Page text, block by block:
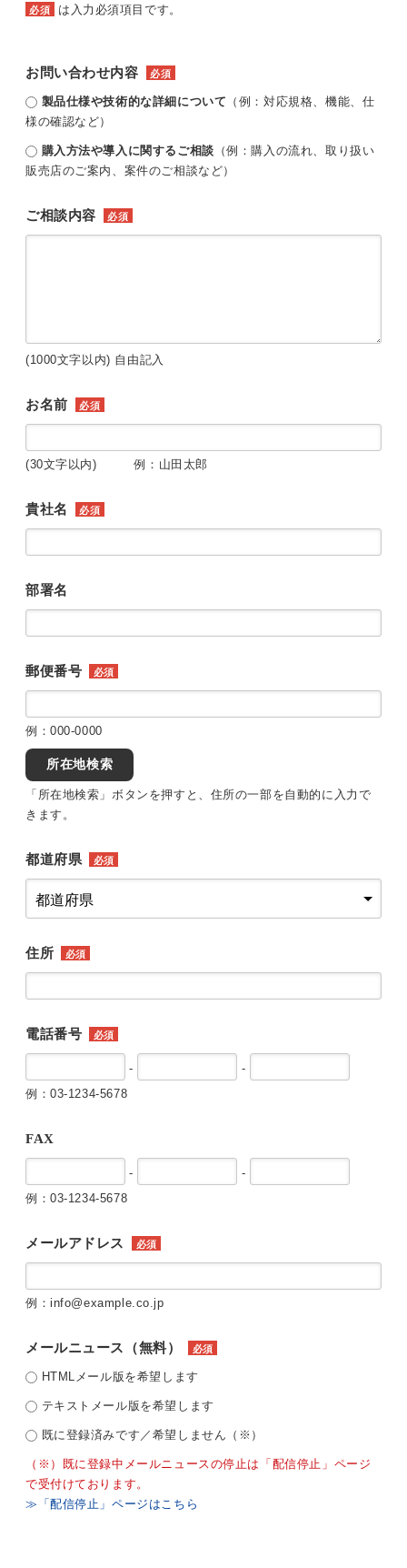
必須 は入力必須項目です。
お問い合わせ内容 必須
製品仕様や技術的な詳細について （例：対応規格、機能、仕
様の確認など）
購入方法や導入に関するご相談 （例：購入の流れ、取り扱い
販売店のご案内、案件のご相談など）
ご相談内容 必須
(1000文字以内) 自由記入
お名前 必須
(30文字以内) 例：山田太郎
貴社名 必須
部署名
郵便番号 必須
例：000-0000
所在地検索
「所在地検索」ボタンを押すと、住所の一部を自動的に入力で
きます。
都道府県 必須
住所 必須
電話番号 必須
-
-
例：03-1234-5678
FAX
-
-
例：03-1234-5678
メールアドレス 必須
例：info@example.co.jp
メールニュース（無料） 必須
HTMLメール版を希望します
テキストメール版を希望します
既に登録済みです／希望しません（※）
（※）既に登録中メールニュースの停止は「配信停止」ページ
で受付けております。
≫「配信停止」ページはこちら